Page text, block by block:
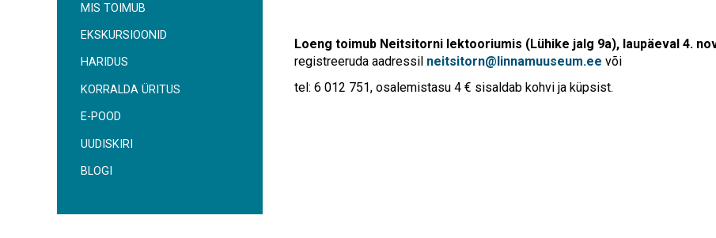
MIS TOIMUB
EKSKURSIOONID
HARIDUS
KORRALDA ÜRITUS
E-POOD
UUDISKIRI
BLOGI
Loeng toimub Neitsitorni lektooriumis (Lühike jalg 9a), laupäeval 4.
registreeruda aadressil neitsitorn@linnamuuseum.ee või
tel: 6 012 751, osalemistasu 4 € sisaldab kohvi ja küpsist.